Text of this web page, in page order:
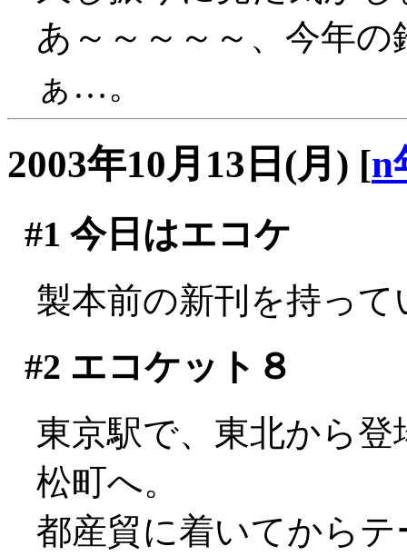
あ～～～～～、今年
ぁ…。
2003年10月13日(月) [n
#1 今日はエコケ
製本前の新刊を持っ
#2 エコケット８
東京駅で、東北から
松町へ。
都産貿に着いてから